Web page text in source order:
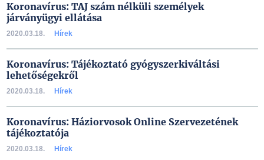
Koronavírus: TAJ szám nélküli személyek
járványügyi ellátása
2020.03.18. Hírek
Koronavírus: Tájékoztató gyógyszerkiváltási
lehetőségekről
2020.03.18. Hírek
Koronavírus: Háziorvosok Online Szervezetének
tájékoztatója
2020.03.18. Hírek